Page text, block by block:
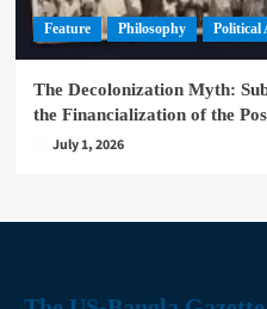
Feature Philosophy Political
The Decolonization Myth:
the Financialization of the
July 1, 2026